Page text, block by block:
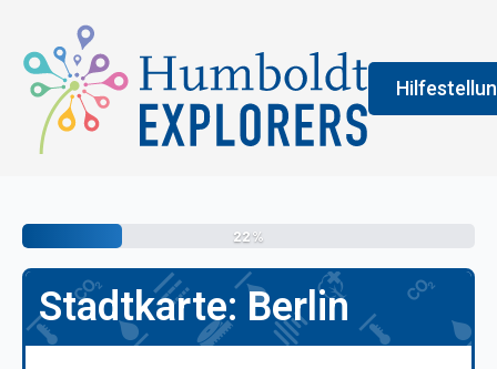
An der
erledigen
22%
Stadtkarte: Berlin